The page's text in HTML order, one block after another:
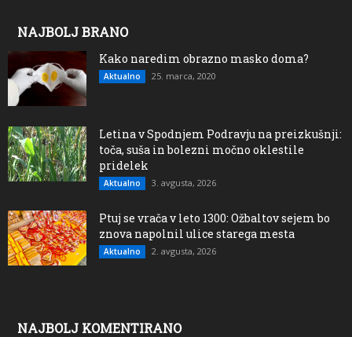
NAJBOLJ BRANO
Kako naredim obrazno masko doma?
Aktualno 25. marca, 2020
Letina v Spodnjem Podravju na preizkušnji:
toča, suša in bolezni močno oklestile
pridelek
Aktualno 3. avgusta, 2026
Ptuj se vrača v leto 1300: Ožbaltov sejem bo
znova napolnil ulice starega mesta
Aktualno 2. avgusta, 2026
NAJBOLJ KOMENTIRANO